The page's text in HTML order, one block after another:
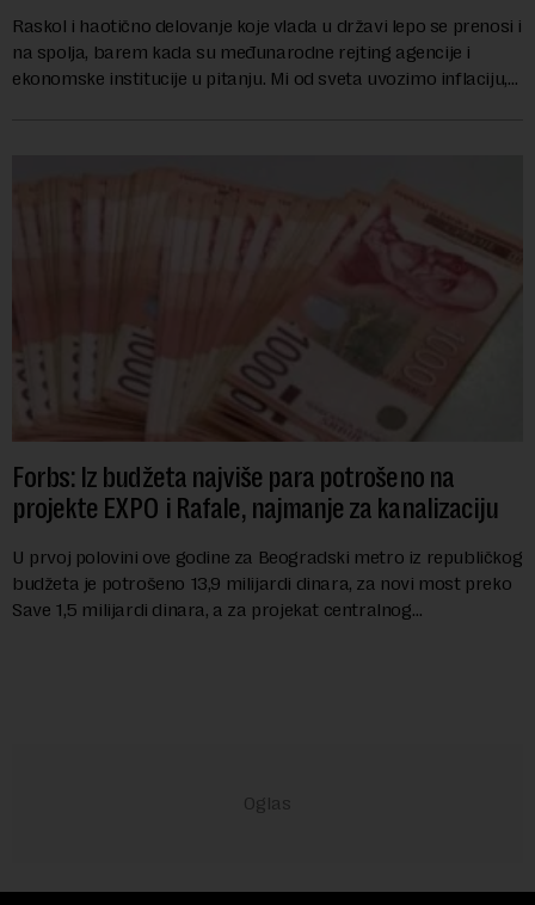
Raskol i haotično delovanje koje vlada u državi lepo se prenosi i
na spolja, barem kada su međunarodne rejting agencije i
ekonomske institucije u pitanju. Mi od sveta uvozimo inflaciju,
Forbs: Iz budžeta najviše para potrošeno na
projekte EXPO i Rafale, najmanje za kanalizaciju
U prvoj polovini ove godine za Beogradski metro iz republičkog
budžeta je potrošeno 13,9 milijardi dinara, za novi most preko
Save 1,5 milijardi dinara, a za projekat centralnog